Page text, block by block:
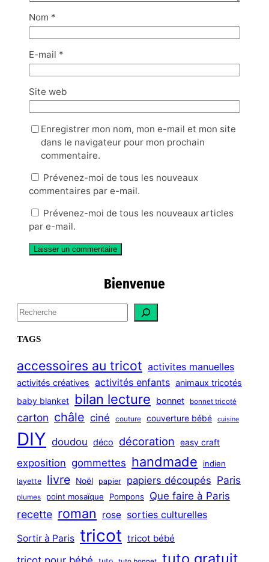
Nom *
E-mail *
Site web
Enregistrer mon nom, mon e-mail et mon site
dans le navigateur pour mon prochain
commentaire.
Prévenez-moi de tous les nouveaux
commentaires par e-mail.
Prévenez-moi de tous les nouveaux articles
par e-mail.
Bienvenue
S
e
a
c
h
TAGS
accessoires au tricot activites manuelles
activités créatives activités enfants animaux tricotés
baby blanket bilan lecture bonnet bonnet tricoté
carton châle ciné couture couverture bébé cuisine
DIY doudou déco décoration easy craft
exposition gommettes handmade indien
layette livre Noël papier papiers découpés Paris
plumes point mosaïque Pompons Que faire à Paris
recette roman rose sorties culturelles
Sortir à Paris tricot tricot bébé